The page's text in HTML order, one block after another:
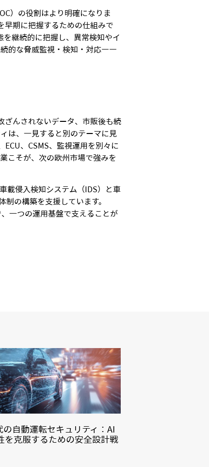
）の役割はより明確になりま
早期に把握するための仕組みで
継続的に把握し、異常検知やイ
続的な脅威監視・検知・対応――
ざんされないデータ、市販後も続
は、一見すると別のテーマに見
、CSMS、監視運用を別々に
こそが、次の欧州市場で強みを
載侵入検知システム（IDS）と車
の構築を支援しています。
一つの運用基盤で支えることが
の自動運転セキュリティ：AI
を克服するための安全設計戦